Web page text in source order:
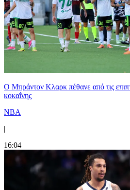
Ο Μπράντον Κλαρκ πέθανε από τις
κοκαΐνης
NBA
|
16:04